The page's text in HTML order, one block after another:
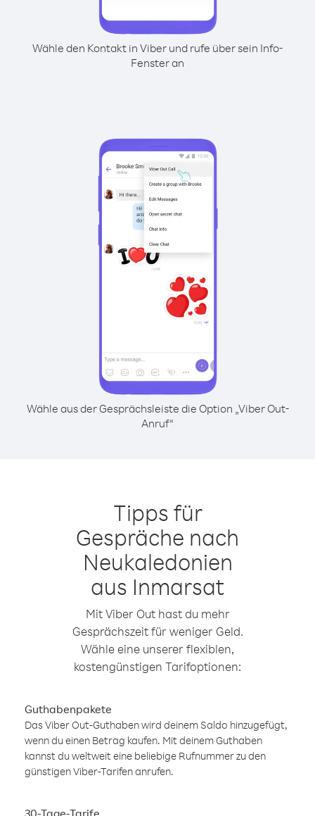
Wähle den Kontakt in Viber und rufe über sein Info-
Fenster an
Wähle aus der Gesprächsleiste die Option „Viber Out-
Anruf“
Tipps für
Gespräche nach
Neukaledonien
aus Inmarsat
Mit Viber Out hast du mehr
Gesprächszeit für weniger Geld.
Wähle eine unserer flexiblen,
kostengünstigen Tarifoptionen:
Guthabenpakete
Das Viber Out-Guthaben wird deinem Saldo hinzugefügt,
wenn du einen Betrag kaufen. Mit deinem Guthaben
kannst du weltweit eine beliebige Rufnummer zu den
günstigen Viber-Tarifen anrufen.
30-Tage-Tarife